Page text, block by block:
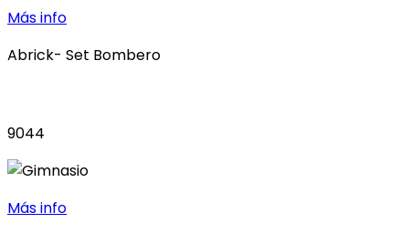
Más info
Abrick- Set Bombero
9044
Más info